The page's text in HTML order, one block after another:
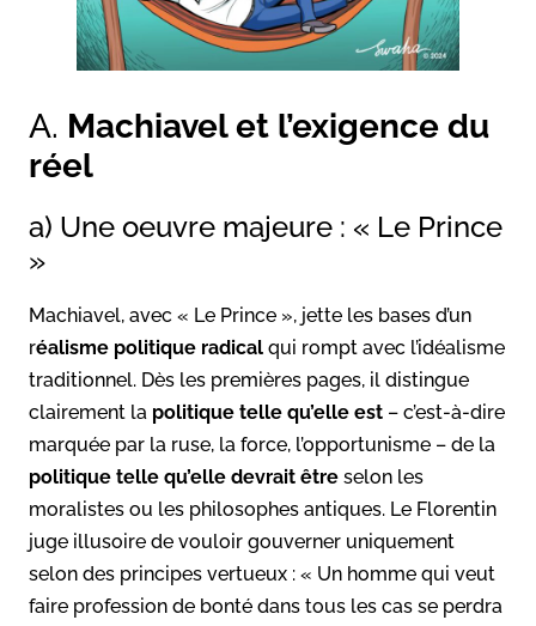
A. Machiavel et l’exigence du
réel
a) Une oeuvre majeure : « Le Prince
»
Machiavel, avec « Le Prince », jette les bases d’un
réalisme politique radical qui rompt avec l’idéalisme
traditionnel. Dès les premières pages, il distingue
clairement la politique telle qu’elle est – c’est-à-dire
marquée par la ruse, la force, l’opportunisme – de la
politique telle qu’elle devrait être selon les
moralistes ou les philosophes antiques. Le Florentin
juge illusoire de vouloir gouverner uniquement
selon des principes vertueux : « Un homme qui veut
faire profession de bonté dans tous les cas se perdra